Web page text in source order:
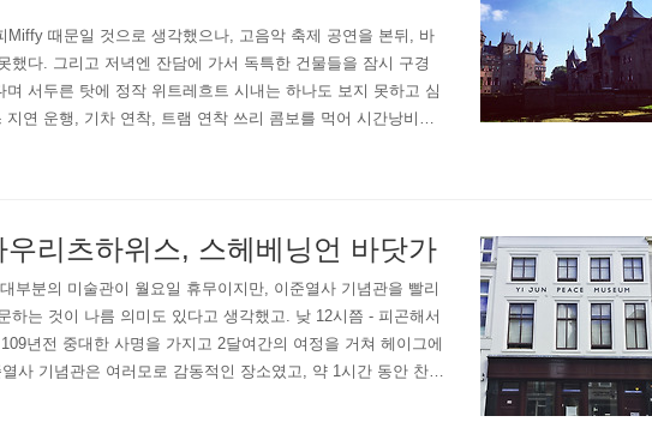
Miffy 때문일 것으로 생각했으나, 고음악 축제 공연을 본뒤, 바
다. 그리고 저녁엔 잔담에 가서 독특한 건물들을 잠시 구경
서두른 탓에 정작 위트레흐트 시내는 하나도 보지 못하고 심
연 운행, 기차 연착, 트램 연착 쓰리 콤보를 먹어 시간낭비가
파이프오르간 공연 대신 찾아간 잔담의 풍경(세번..
리츠하위스, 스헤베닝언 바닷가
부분의 미술관이 월요일 휴무이지만, 이준열사 기념관을 빨리
는 것이 나름 의미도 있다고 생각했고. 낮 12시쯤 - 피곤해서
년전 중대한 사명을 가지고 2달여간의 여정을 거쳐 헤이그에
사 기념관은 여러모로 감동적인 장소였고, 약 1시간 동안 찬찬
요한 물건을 긴급 조달하고 - Forever 21에 비견할만한, ..